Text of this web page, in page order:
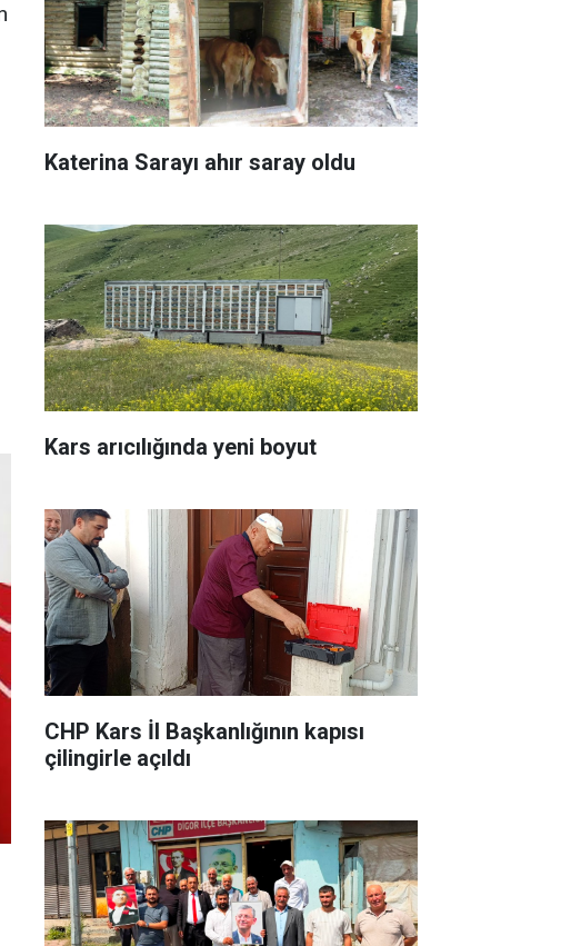
Katerina Sarayı ahır saray oldu
Kars arıcılığında yeni boyut
CHP Kars İl Başkanlığının kapısı
çilingirle açıldı